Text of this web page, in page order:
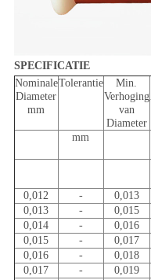
SPECIFICATIE
Nominale
Diameter
mm
Tolerantie
Min.
Verhoging
van
Diameter
mm
0,012
- 0,013
0,013
- 0,015
0,014
- 0,016
0,015
- 0,017
0,016
- 0,018
0,017
- 0,019